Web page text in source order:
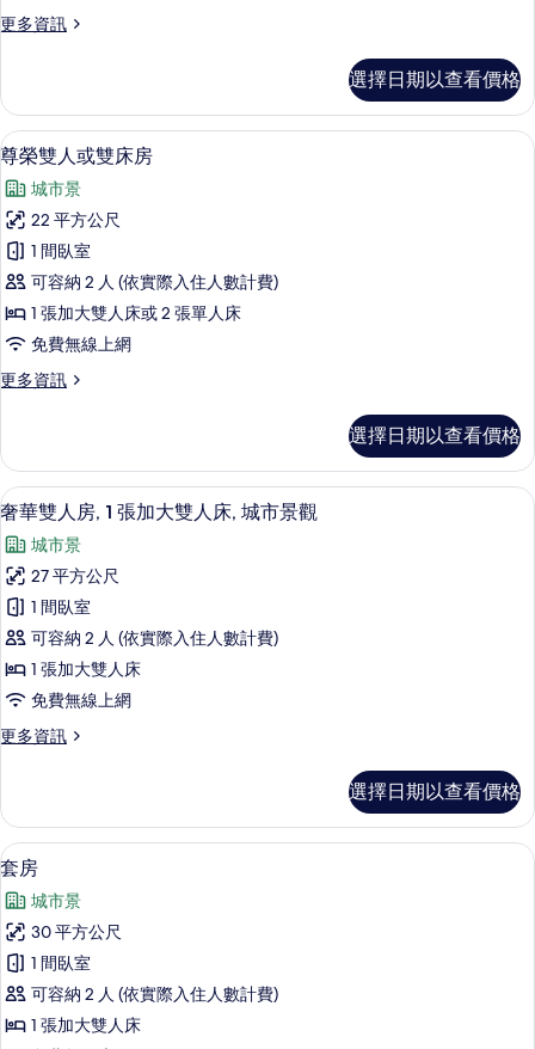
無
戶
的
所
有
相
片
更多資訊
更
雙
人
房,
無
窗
戶
的
詳
情
選擇日期以查看價格
顯
示
尊
榮
雙
人
或
床
的
所
有
相
片
尊榮雙人或雙床房 | 迷你吧、客房內
5
尊榮雙人或雙床房
城市景
22 平方公尺
1 間臥室
可容納 2 人 (依實際入住人數計費)
1 張加大雙人床或 2 張單人床
免費無線上網
更多資訊
更
雙
人
或
床
房
的
詳
情
選擇日期以查看價格
顯
示
奢
華
雙
人
房,
張
大
雙
人
床,
城
市
景
觀
奢華雙人房, 1 張加大雙人床, 城市景
5
奢華雙人房, 1 張加大雙人床, 城市景觀
城市景
27 平方公尺
1 間臥室
可容納 2 人 (依實際入住人數計費)
1 張加大雙人床
免費無線上網
更多資訊
更
雙
人
房,
張
加
大
雙
人
床,
城
選擇日期以查看價格
顯
示
套
房
的
所
套房 | 迷你吧、客房內保險箱、書桌
5
套房
城市景
30 平方公尺
1 間臥室
可容納 2 人 (依實際入住人數計費)
1 張加大雙人床